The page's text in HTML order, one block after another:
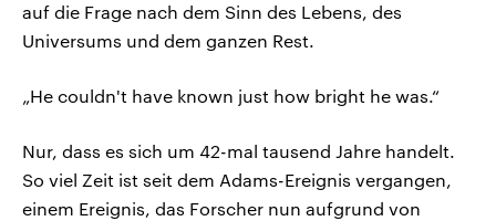
auf die Frage nach dem Sinn des Lebens, des
Universums und dem ganzen Rest.
„He couldn't have known just how bright he was.“
Nur, dass es sich um 42-mal tausend Jahre handelt.
So viel Zeit ist seit dem Adams-Ereignis vergangen,
einem Ereignis, das Forscher nun aufgrund von